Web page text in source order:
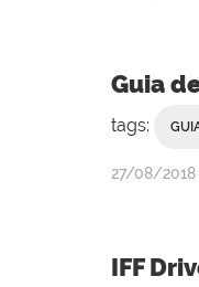
Souza
Sales
Guia
tags:
por
publicado
27/08/2018
IFF